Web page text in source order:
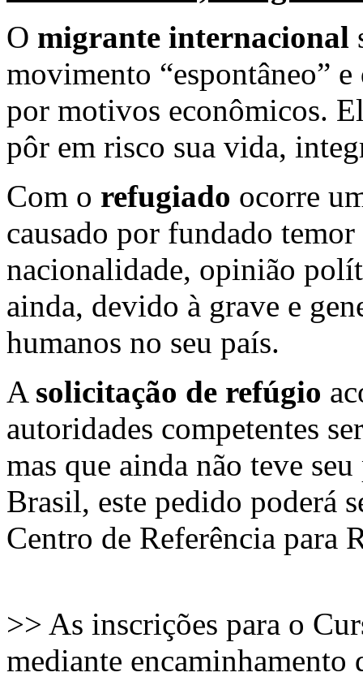
O migrante internacional
movimento “espontâneo”
por motivos econômicos.
pôr em risco sua vida,
Com o refugiado ocorre
causado por fundado
nacionalidade, opinião
ainda, devido à grave e
humanos no seu país.
A solicitação de refúgio
autoridades competentes
mas que ainda não teve
Brasil, este pedido poderá
Centro de Referência para
>> As inscrições para o
mediante encaminhamento